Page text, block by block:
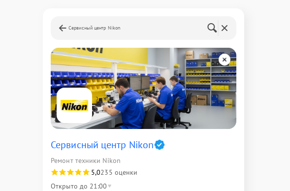
Сервисный центр Nikon
Сервисный центр Nikon
Ремонт техники Nikon
5,0235 оценки
Открыто до 21:00